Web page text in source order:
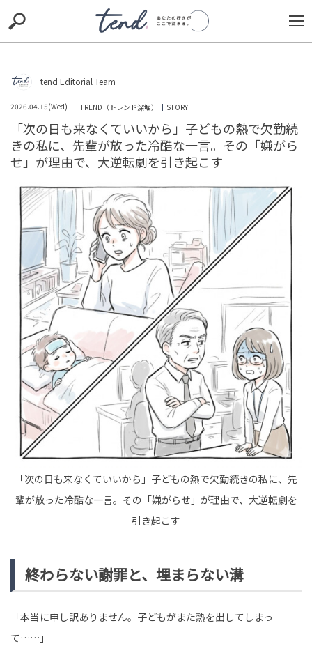
TIE-UP お出かけ original
trill nordot RECOMMEND ARENA TOP
ビッグダディが8回目の結婚を発表！なぜ何度も伴侶が現
れるのか？驚きの声と独自の婚姻観に迫る
HUMAN（話題の人）
ENTERTAINMENT
tend Editorial Team
俳優・遠藤健慎、大麻所持の疑いで逮捕。所属事務所は
公式サイトで「事実関係を確認しております」と発表
HUMAN（話題の人）
ENTERTAINMENT
tend Editorial Team
「袋くらいタダでつけろ！」と有料のレジ袋購入を拒む
TREND（トレンド深堀）
STORY
tend Editorial Team
Unmute /
tend Editorial Team
2026.04.15(Wed) TREND（トレンド深堀） STORY
「次の日も来なくていいから」子どもの熱で欠勤続
きの私に、先輩が放った冷酷な一言。その「嫌がら
せ」が理由で、大逆転劇を引き起こす
「次の日も来なくていいから」子どもの熱で欠勤続きの私に、先
輩が放った冷酷な一言。その「嫌がらせ」が理由で、大逆転劇を
引き起こす
終わらない謝罪と、埋まらない溝
「本当に申し訳ありません。子どもがまた熱を出してしまっ
て……」